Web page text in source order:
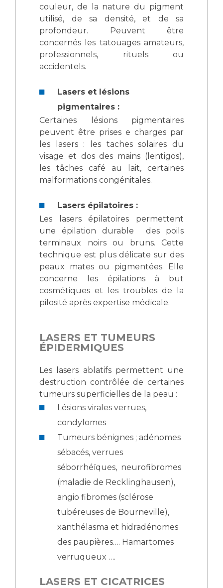
couleur, de la nature du pigment
utilisé, de sa densité, et de sa
profondeur. Peuvent être
concernés les tatouages amateurs,
professionnels, rituels ou
accidentels.
Lasers et lésions
pigmentaires :
Certaines lésions pigmentaires
peuvent être prises e charges par
les lasers : les taches solaires du
visage et dos des mains (lentigos),
les tâches café au lait, certaines
malformations congénitales.
Lasers épilatoires :
Les lasers épilatoires permettent
une épilation durable des poils
terminaux noirs ou bruns. Cette
technique est plus délicate sur des
peaux mates ou pigmentées. Elle
concerne les épilations à but
cosmétiques et les troubles de la
pilosité après expertise médicale.
LASERS ET TUMEURS
ÉPIDERMIQUES
Les lasers ablatifs permettent une
destruction contrôlée de certaines
tumeurs superficielles de la peau :
Lésions virales verrues,
condylomes
Tumeurs bénignes ; adénomes
sébacés, verrues
séborrhéïques, neurofibromes
(maladie de Recklinghausen),
angio fibromes (sclérose
tubéreuses de Bourneville),
xanthélasma et hidradénomes
des paupières…. Hamartomes
verruqueux ….
LASERS ET CICATRICES